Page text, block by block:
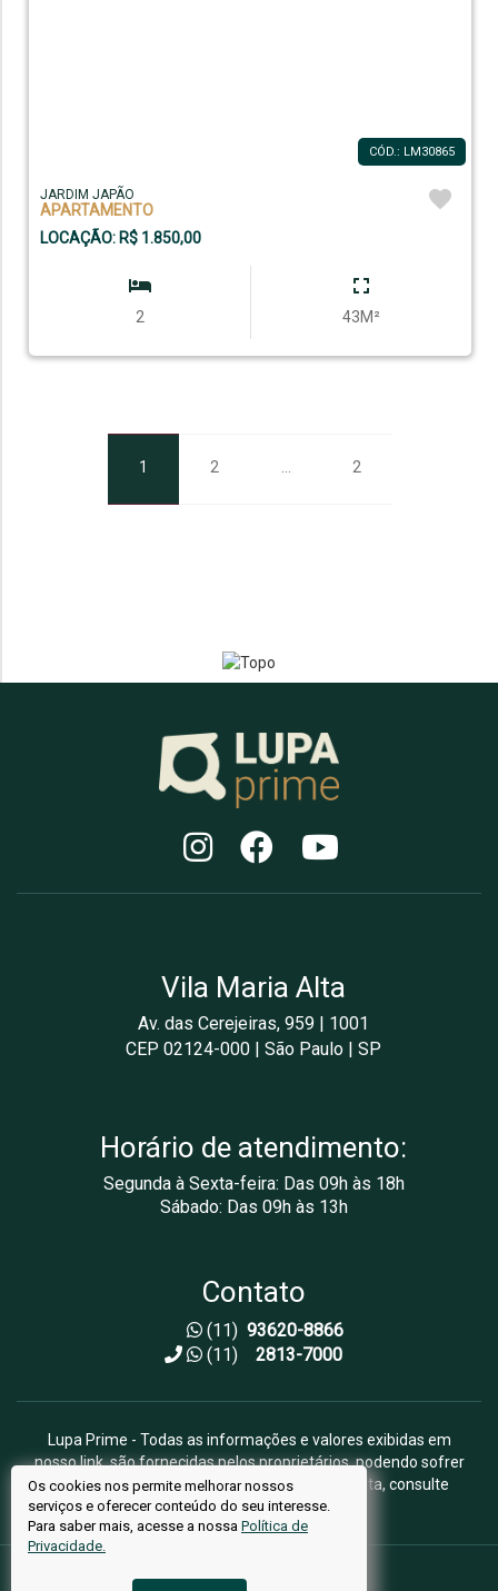
CÓD.: LM30865
JARDIM JAPÃO
APARTAMENTO
LOCAÇÃO: R$ 1.850,00
2 43M²
1 2 2
Vila Maria Alta
Av. das Cerejeiras, 959 | 1001
CEP 02124-000 | São Paulo | SP
Horário de atendimento:
Segunda à Sexta-feira: Das 09h às 18h
Sábado: Das 09h às 13h
Contato
(11) 93620-8866
(11)2813-7000
Lupa Prime - Todas as informações e valores exibidas em
nosso link, são fornecidas pelos proprietários, podendo sofrer
alterações sem aviso prévio. Antes da proposta, consulte
nossos corretores.
Os cookies nos permite melhorar nossos
serviços e oferecer conteúdo do seu interesse.
Para saber mais, acesse a nossa Política de
Privacidade.